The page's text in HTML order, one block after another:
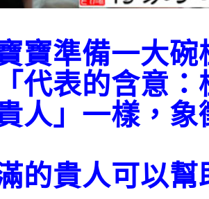
寶準備一大碗
代表的含意
人」一樣，
的貴人可以幫